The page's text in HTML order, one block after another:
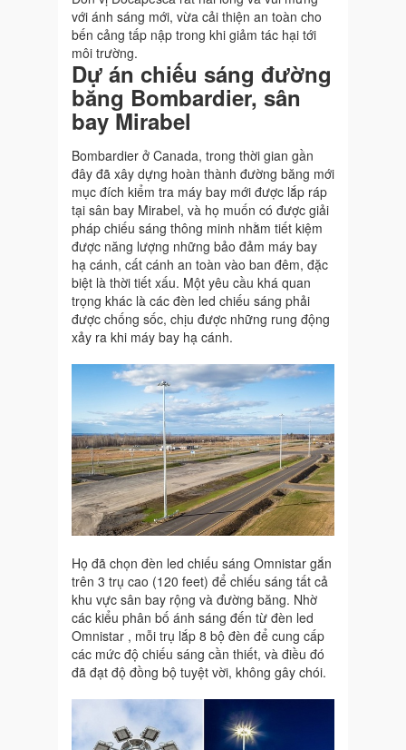
với ánh sáng mới, vừa cải thiện an toàn cho
bến cảng tấp nập trong khi giảm tác hại tới
môi trường.
Dự án chiếu sáng đường
băng Bombardier, sân
bay Mirabel
Bombardier ở Canada, trong thời gian gần
đây đã xây dựng hoàn thành đường băng mới
mục đích kiểm tra máy bay mới được lắp ráp
tại sân bay Mirabel, và họ muốn có được giải
pháp chiếu sáng thông minh nhằm tiết kiệm
được năng lượng những bảo đảm máy bay
hạ cánh, cất cánh an toàn vào ban đêm, đặc
biệt là thời tiết xấu. Một yêu cầu khá quan
trọng khác là các đèn led chiếu sáng phải
được chống sốc, chịu được những rung động
xảy ra khi máy bay hạ cánh.
Họ đã chọn đèn led chiếu sáng Omnistar gắn
trên 3 trụ cao (120 feet) để chiếu sáng tất cả
khu vực sân bay rộng và đường băng. Nhờ
các kiểu phân bố ánh sáng đến từ đèn led
Omnistar , mỗi trụ lắp 8 bộ đèn để cung cấp
các mức độ chiếu sáng cần thiết, và điều đó
đã đạt độ đồng bộ tuyệt vời, không gây chói.